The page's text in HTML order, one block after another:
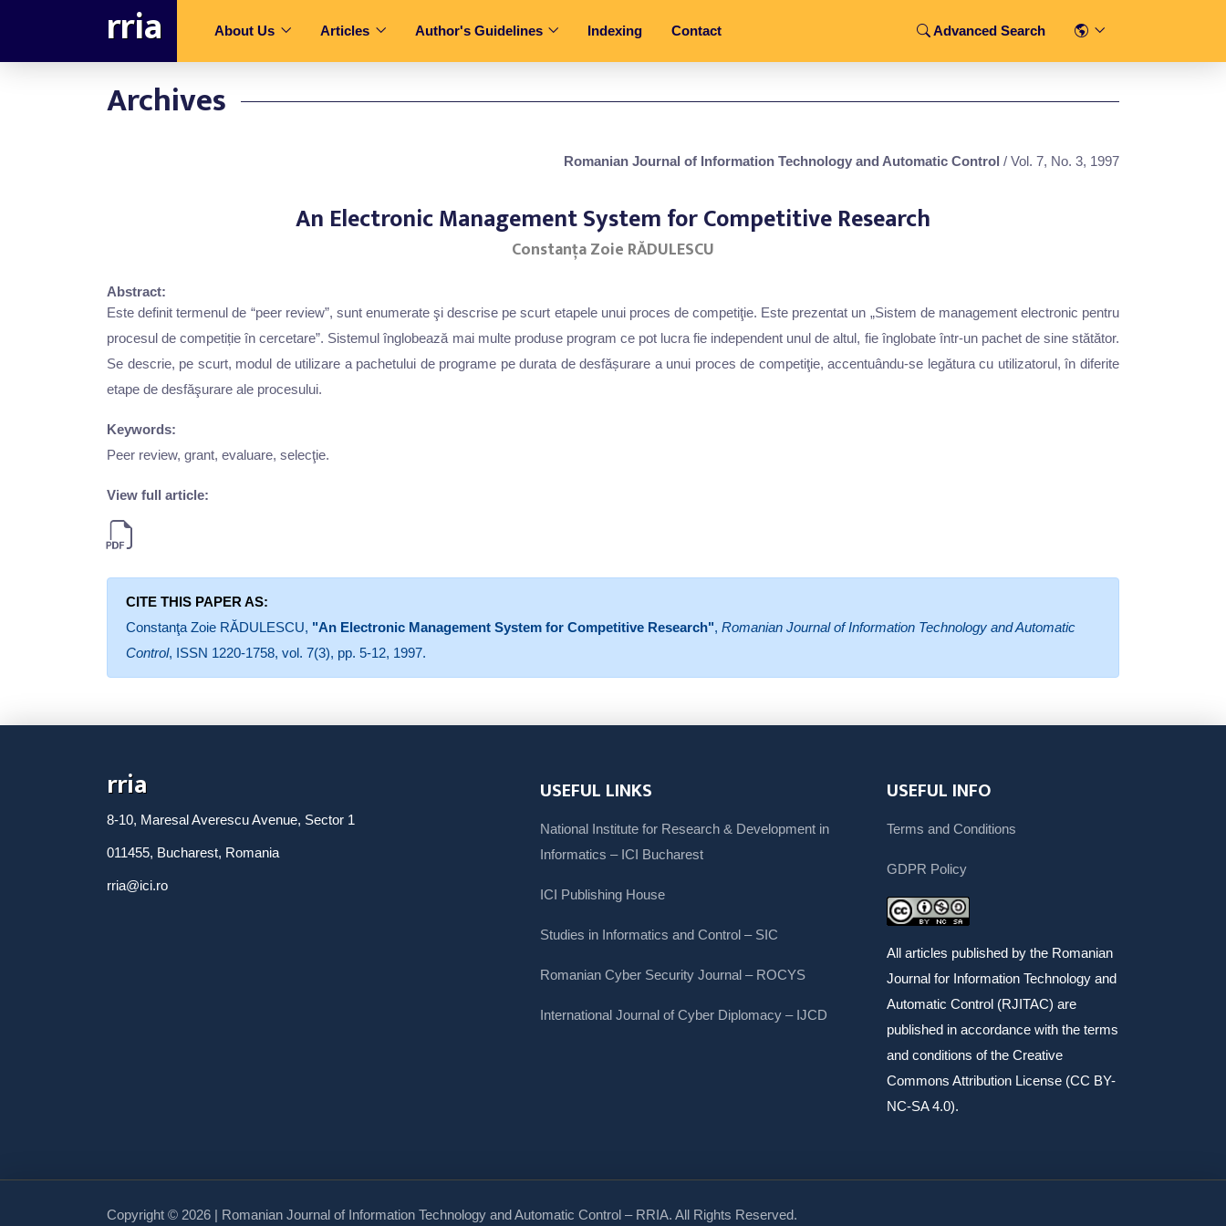
rria About Us Articles Author's Guidelines Indexing Contact Advanced Search
Archives
Romanian Journal of Information Technology and Automatic Control / Vol. 7, No. 3, 1997
An Electronic Management System for Competitive Research
Constanţa Zoie RĂDULESCU
Abstract:
Este definit termenul de “peer review”, sunt enumerate şi descrise pe scurt etapele unui proces de competiţie. Este prezentat un „Sistem de management electronic pentru
procesul de competiție în cercetare”. Sistemul înglobează mai multe produse program ce pot lucra fie independent unul de altul, fie înglobate într-un pachet de sine stătător.
Se descrie, pe scurt, modul de utilizare a pachetului de programe pe durata de desfășurare a unui proces de competiţie, accentuându-se legătura cu utilizatorul, în diferite
etape de desfăşurare ale procesului.
Keywords:
Peer review, grant, evaluare, selecţie.
View full article:
CITE THIS PAPER AS:
Constanţa Zoie RĂDULESCU, "An Electronic Management System for Competitive Research", Romanian Journal of Information Technology and Automatic
Control, ISSN 1220-1758, vol. 7(3), pp. 5-12, 1997.
rria
8-10, Maresal Averescu Avenue, Sector 1
011455, Bucharest, Romania
rria@ici.ro
USEFUL LINKS
National Institute for Research & Development in
Informatics – ICI Bucharest
ICI Publishing House
Studies in Informatics and Control – SIC
Romanian Cyber Security Journal – ROCYS
International Journal of Cyber Diplomacy – IJCD
USEFUL INFO
Terms and Conditions
GDPR Policy
All articles published by the Romanian
Journal for Information Technology and
Automatic Control (RJITAC) are
published in accordance with the terms
and conditions of the Creative
Commons Attribution License (CC BY-
NC-SA 4.0).
Copyright © 2026 | Romanian Journal of Information Technology and Automatic Control – RRIA. All Rights Reserved.